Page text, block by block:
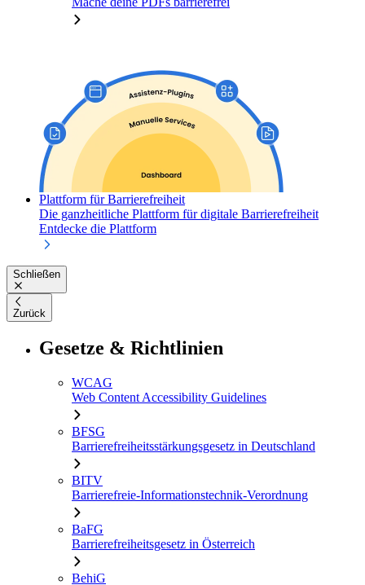
Plattform für Barrierefreiheit
Die ganzheitliche Plattform für digitale Barrierefreiheit
Entdecke die Plattform
Schließen
Zurück
Gesetze & Richtlinien
WCAG
Web Content Accessibility Guidelines
BFSG
Barrierefreiheitsstärkungsgesetz in Deutschland
BITV
Barrierefreie-Informationstechnik-Verordnung
BaFG
Barrierefreiheitsgesetz in Österreich
BehiG